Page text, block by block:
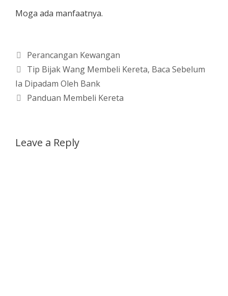
Moga ada manfaatnya.
Categories
Perancangan Kewangan
Tip Bijak Wang Membeli Kereta, Baca Sebelum
Ia Dipadam Oleh Bank
Panduan Membeli Kereta
Leave a Reply